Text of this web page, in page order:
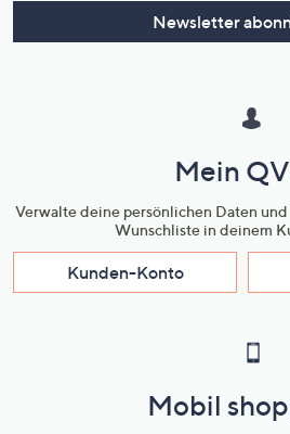
Newsletter
Mein
Verwalte deine persönlichen Daten
Wunschliste in deinem
Kunden-Konto
Mobil